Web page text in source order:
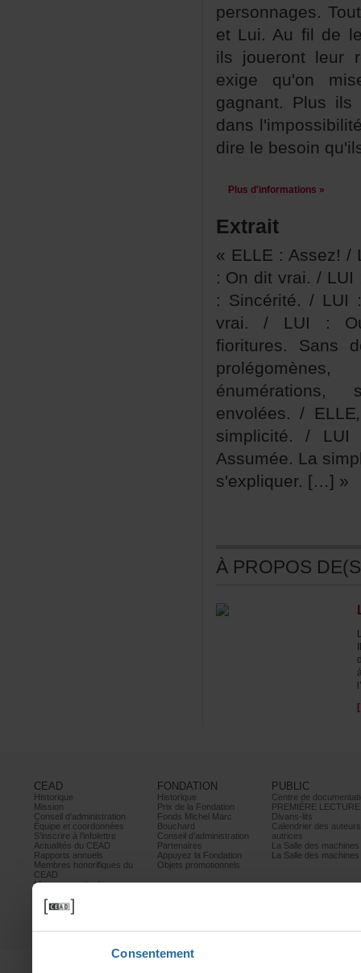
Consentement
Plusd'informations»
Extrait
«ELLE:Assez!/
:Onditvrai./
:Sincérité./
vrai./
envolées./ELLE
simplicité./
s'expliquer.[…]»
CEAD
Historique
Mission
Conseild’administration
Équipeetcoordonnées
S’inscrireàl’infolettre
ActualitésduCEAD
Rapportsannuels
Membreshonorifiquesdu
CEAD
Mesurescontrele
Politiquedeconfidentialité
Prixetconcours
FONDATION
Historique
PrixdelaFondation
FondsMichelMarc
Bouchard
Conseild’administration
Partenaires
AppuyezlaFondation
Objetspromotionnels
PUBLIC
PREMIÈRELECTURE
Divans-lits
autrices